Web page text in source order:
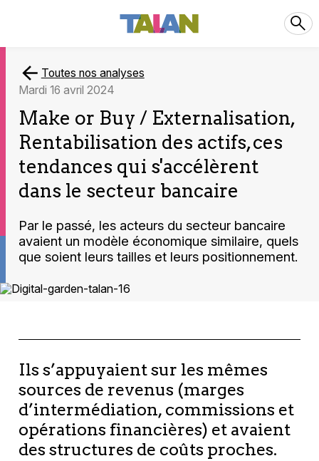
Toutes nos analyses
mardi 16 avril 2024
Make or Buy / Externalisation,
Rentabilisation des actifs, ces
tendances qui s'accélèrent
dans le secteur bancaire
Par le passé, les acteurs du secteur bancaire
avaient un modèle économique similaire, quels
que soient leurs tailles et leurs positionnement.
Ils s’appuyaient sur les mêmes
sources de revenus (marges
d’intermédiation, commissions et
opérations financières) et avaient
des structures de coûts proches.